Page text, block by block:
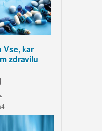
Vse, kar
zdravilu